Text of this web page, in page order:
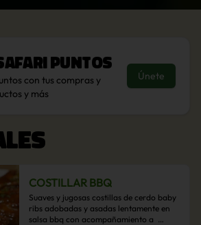
Puntos
con tus compras y
y más
Únete
COSTILLAR BBQ
Suaves y jugosas costillas de cerdo baby
ribs adobadas y asadas lentamente en
salsa bbq con acompañamiento a